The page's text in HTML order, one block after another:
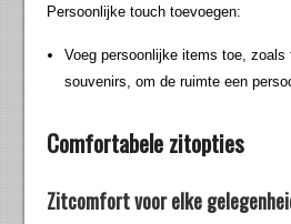
Persoonlijke touch toevoegen:
Voeg persoonlijke items toe, zoals
souvenirs, om de ruimte een
Comfortabele zitopties
Zitcomfort voor elke